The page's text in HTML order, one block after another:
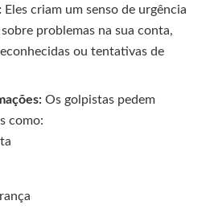
Eles criam um senso de urgência
problemas na sua conta,
ou tentativas de
Os golpistas pedem
como: